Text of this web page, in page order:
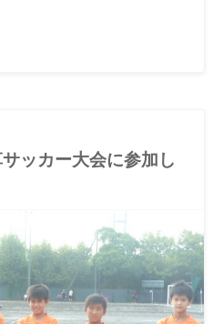
ッカー大会に参加し